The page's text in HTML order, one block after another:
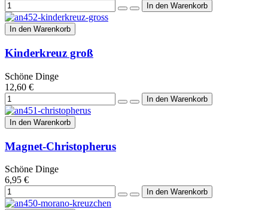
In den Warenkorb
Kinderkreuz groß
Schöne Dinge
12,60 €
In den Warenkorb
Magnet-Christopherus
Schöne Dinge
6,95 €